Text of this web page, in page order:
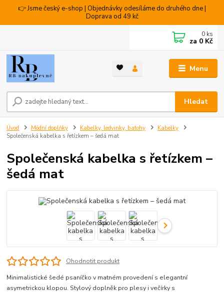
👉 Jsme český e-shop | Objednávky odesíláme do druhého dne |
Doprava od 49 kč
Menu
Hledat
0 ks
za 0 Kč
Úvod Módní doplňky Kabelky, ledvinky, batohy
Kabelky
Společenská kabelka s řetízkem – šedá mat
Společenská kabelka s řetízkem –
šedá mat
Ohodnotit produkt
Minimalistické šedé psaníčko v matném provedení s elegantní
asymetrickou klopou. Stylový doplněk pro plesy i večírky s